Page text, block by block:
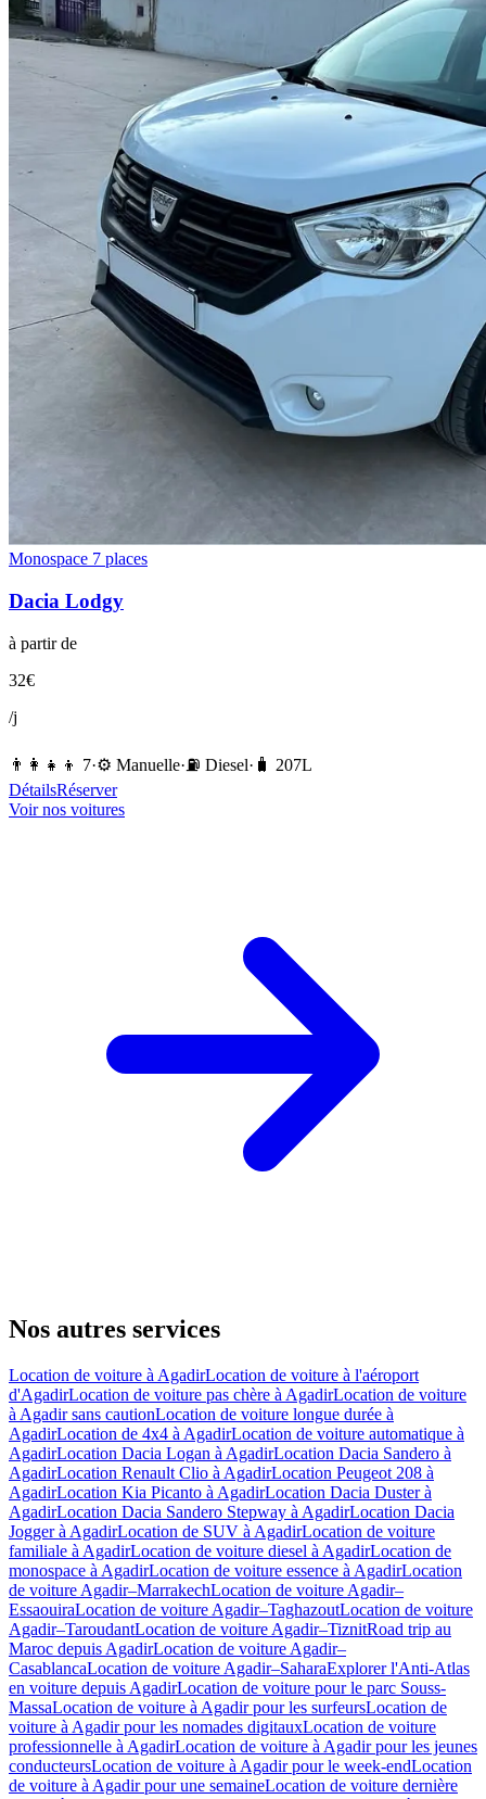
Monospace 7 places
Dacia Lodgy
à partir de
32€
/j
👨‍👩‍👧‍👦 7·⚙️ Manuelle·⛽️ Diesel· 🧳 207L
DétailsRéserver
Voir nos voitures
Nos autres services
Location de voiture à AgadirLocation de voiture à l'aéroport
d'AgadirLocation de voiture pas chère à AgadirLocation de voiture
à Agadir sans cautionLocation de voiture longue durée à
AgadirLocation de 4x4 à AgadirLocation de voiture automatique à
AgadirLocation Dacia Logan à AgadirLocation Dacia Sandero à
AgadirLocation Renault Clio à AgadirLocation Peugeot 208 à
AgadirLocation Kia Picanto à AgadirLocation Dacia Duster à
AgadirLocation Dacia Sandero Stepway à AgadirLocation Dacia
Jogger à AgadirLocation de SUV à AgadirLocation de voiture
familiale à AgadirLocation de voiture diesel à AgadirLocation de
monospace à AgadirLocation de voiture essence à AgadirLocation
de voiture Agadir–MarrakechLocation de voiture Agadir–
EssaouiraLocation de voiture Agadir–TaghazoutLocation de voiture
Agadir–TaroudantLocation de voiture Agadir–TiznitRoad trip au
Maroc depuis AgadirLocation de voiture Agadir–
CasablancaLocation de voiture Agadir–SaharaExplorer l'Anti-Atlas
en voiture depuis AgadirLocation de voiture pour le parc Souss-
MassaLocation de voiture à Agadir pour les surfeursLocation de
voiture à Agadir pour les nomades digitauxLocation de voiture
professionnelle à AgadirLocation de voiture à Agadir pour les jeunes
conducteursLocation de voiture à Agadir pour le week-endLocation
de voiture à Agadir pour une semaineLocation de voiture dernière